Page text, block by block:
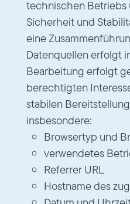
technischen Betriebs
Sicherheit und
eine
Datenquellen erfolgt
Bearbeitung erfolgt
berechtigten
stabilen
insbesondere:
Browsertyp und
verwendetes
Referrer URL
Hostname des